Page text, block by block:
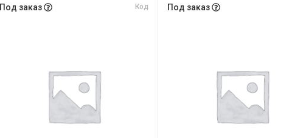
Под заказ Код Под заказ